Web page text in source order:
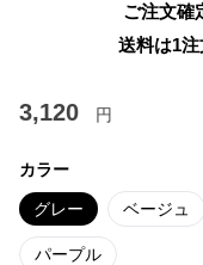
ご注文確
送料は1注
3,120 円
カラー
グレー ベージュ
パープル